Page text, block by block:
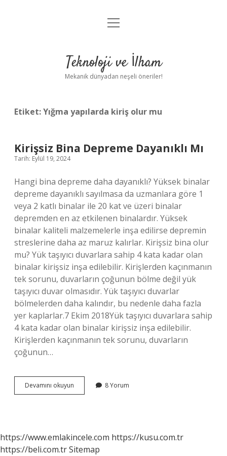
Anasayfa
Yasal Uyarı
menüyü
Teknoloji ve İlham
Mekanik dünyadan neşeli öneriler!
Etiket:Yığma yapılarda kiriş olur mu
Kirişsiz Bina Depreme Dayanıklı Mı
Tarih: Eylül 19, 2024
Hangi bina depreme daha dayanıklı? Yüksek binalar
depreme dayanıklı sayılmasa da uzmanlara göre 1
veya 2 katlı binalar ile 20 kat ve üzeri binalar
depremden en az etkilenen binalardır. Yüksek
binalar kaliteli malzemelerle inşa edilirse depremin
streslerine daha az maruz kalırlar. Kirişsiz bina olur
mu? Yük taşıyıcı duvarlara sahip 4 kata kadar olan
binalar kirişsiz inşa edilebilir. Kirişlerden kaçınmanın
tek sorunu, duvarların çoğunun bölme değil yük
taşıyıcı duvar olmasıdır. Yük taşıyıcı duvarlar
bölmelerden daha kalındır, bu nedenle daha fazla
yer kaplarlar.7 Ekim 2018Yük taşıyıcı duvarlara sahip
4 kata kadar olan binalar kirişsiz inşa edilebilir.
Kirişlerden kaçınmanın tek sorunu, duvarların
çoğunun…
Devamını okuyun
Bina
8 Yorum
https://www.emlakincele.com https://kusu.com.tr
https://beli.com.trSitemap